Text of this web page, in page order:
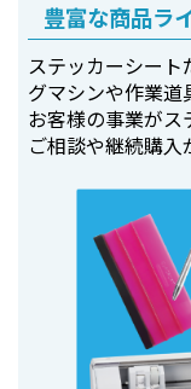
豊富な商品ラ
ステッカーシー
グマシンや作業道
お客様の事業が
ご相談や継続購入